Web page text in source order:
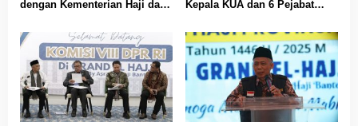
dengan Kementerian Haji dan
Pendirian KBIHU
Kepala KUA dan 6 Pejabat
Haji dan Umrah